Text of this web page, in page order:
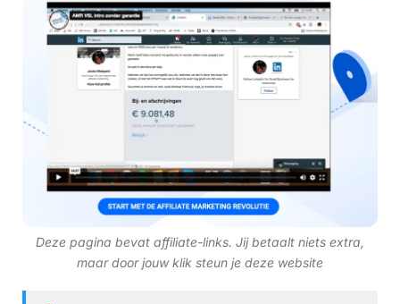
Deze pagina bevat affiliate-links. Jij betaalt niets extra,
maar door jouw klik steun je deze website